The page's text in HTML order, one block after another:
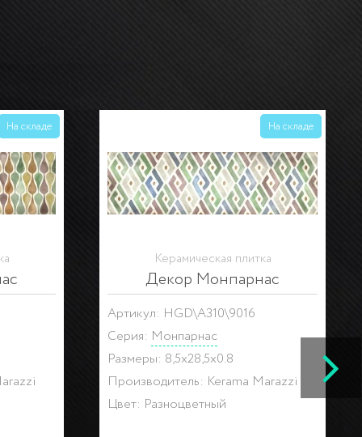
На складе На складе
Керамическая плитка
Декор Монпарнас
Артикул: HGD\A308\9016
Серия: Монпарнас
Размеры: 8,5x28,5x0.8
Производитель: Kerama Marazzi
Цвет: Разноцветный